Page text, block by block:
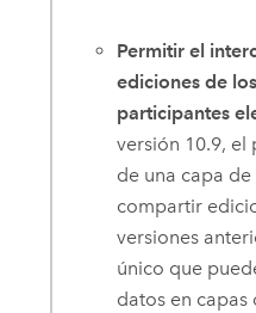
Permitir el
ediciones de
participantes
versión 10.9,
de una capa
compartir
versiones
único que
datos en capas